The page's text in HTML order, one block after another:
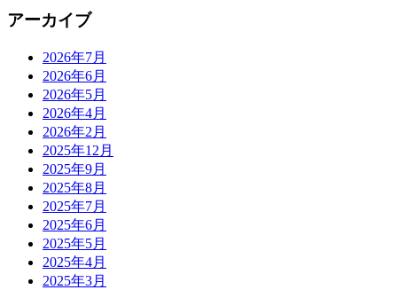
アーカイブ
2026年7月
2026年6月
2026年5月
2026年4月
2026年2月
2025年12月
2025年9月
2025年8月
2025年7月
2025年6月
2025年5月
2025年4月
2025年3月